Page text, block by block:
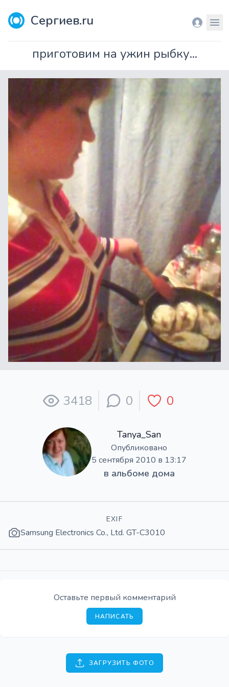
Сергиев.ru Вход
приготовим на ужин рыбку...
3418 0 0
Tanya_San
Опубликовано
5 сентября 2010 в 13:17
в альбоме дома
EXIF
Samsung Electronics Co., Ltd. GT-C3010
Оставьте первый комментарий
НАПИСАТЬ
ЗАГРУЗИТЬ ФОТО